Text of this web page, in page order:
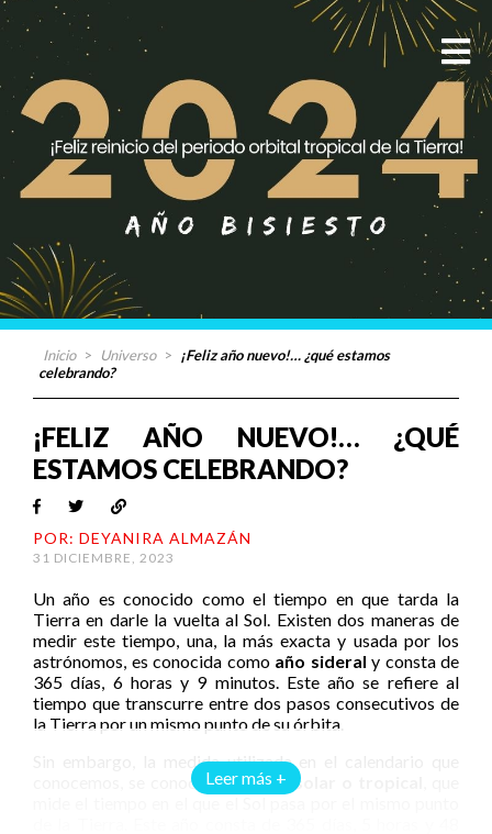
Inicio > Universo >
¡Feliz año nuevo!… ¿qué estamos
celebrando?
Leer más +
¡FELIZ AÑO NUEVO!… ¿QUÉ
ESTAMOS CELEBRANDO?
POR: DEYANIRA ALMAZÁN
31 DICIEMBRE, 2023
Un año es conocido como el tiempo en que tarda la
Tierra en darle la vuelta al Sol. Existen dos maneras de
medir este tiempo, una, la más exacta y usada por los
astrónomos, es conocida como año sideral y consta de
365 días, 6 horas y 9 minutos. Este año se refiere al
tiempo que transcurre entre dos pasos consecutivos de
la Tierra por un mismo punto de su órbita.
Sin embargo, la medida utilizada en el calendario que
conocemos, se conoce comoaño solar o tropical